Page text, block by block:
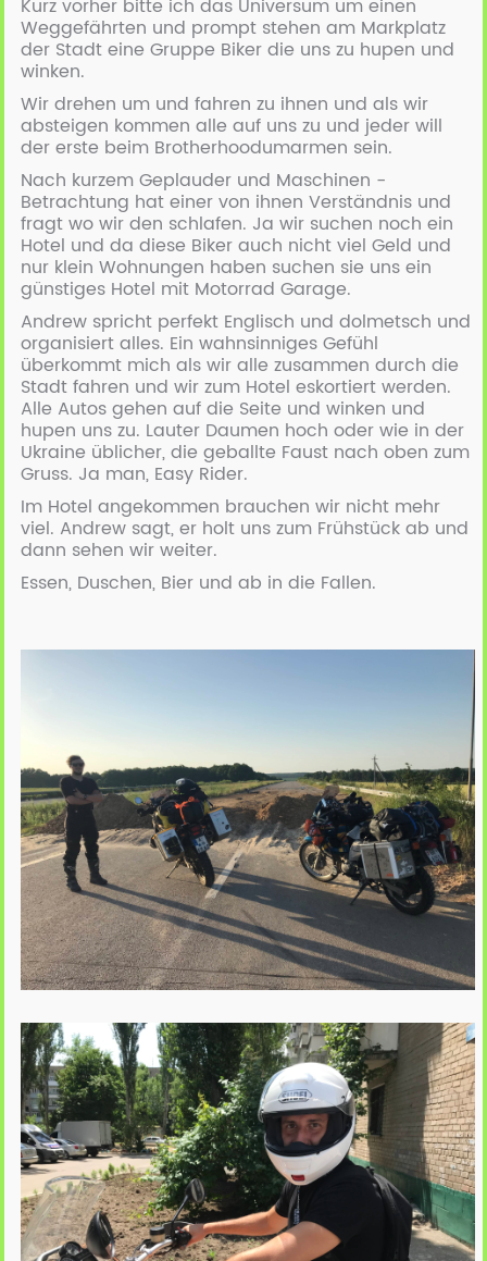
Kurz vorher bitte ich das Universum um einen
Weggefährten und prompt stehen am Markplatz
der Stadt eine Gruppe Biker die uns zu hupen und
winken.
Wir drehen um und fahren zu ihnen und als wir
absteigen kommen alle auf uns zu und jeder will
der erste beim Brotherhoodumarmen sein.
Nach kurzem Geplauder und Maschinen -
Betrachtung hat einer von ihnen Verständnis und
fragt wo wir den schlafen. Ja wir suchen noch ein
Hotel und da diese Biker auch nicht viel Geld und
nur klein Wohnungen haben suchen sie uns ein
günstiges Hotel mit Motorrad Garage.
Andrew spricht perfekt Englisch und dolmetsch und
organisiert alles. Ein wahnsinniges Gefühl
überkommt mich als wir alle zusammen durch die
Stadt fahren und wir zum Hotel eskortiert werden.
Alle Autos gehen auf die Seite und winken und
hupen uns zu. Lauter Daumen hoch oder wie in der
Ukraine üblicher, die geballte Faust nach oben zum
Gruss. Ja man, Easy Rider.
Im Hotel angekommen brauchen wir nicht mehr
viel. Andrew sagt, er holt uns zum Frühstück ab und
dann sehen wir weiter.
Essen, Duschen, Bier und ab in die Fallen.